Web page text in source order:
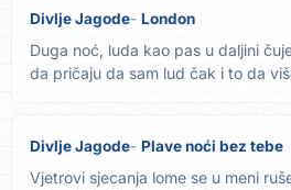
Divlje Jagode London
Duga noć, luda kao pas u daljini
da pričaju da sam lud čak i to da
Divlje Jagode Plave noći bez tebe
Vjetrovi sjecanja lome se u meni